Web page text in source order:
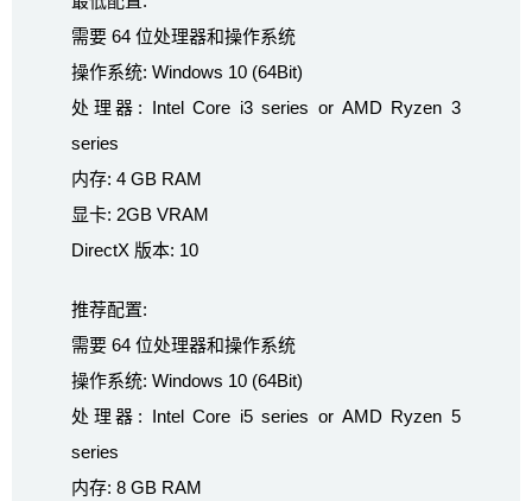
需要 64 位处理器和操作系统
操作系统: Windows 10 (64Bit)
处理器: Intel Core i3 series or AMD Ryzen 3
series
内存: 4 GB RAM
显卡: 2GB VRAM
DirectX 版本: 10
推荐配置:
需要 64 位处理器和操作系统
操作系统: Windows 10 (64Bit)
处理器: Intel Core i5 series or AMD Ryzen 5
series
内存: 8 GB RAM